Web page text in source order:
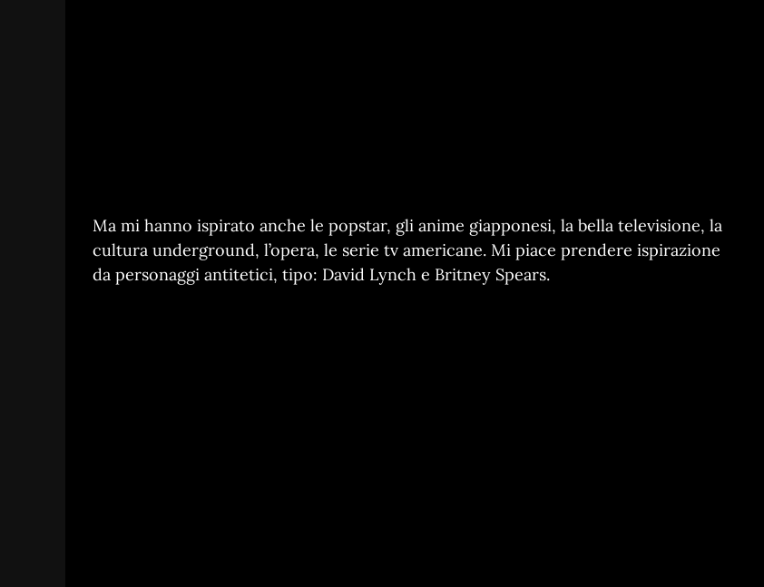
Ma mi hanno ispirato anche le popstar, gli anime giapponesi, la bella televisione, la
cultura underground, l’opera, le serie tv americane. Mi piace prendere ispirazione
da personaggi antitetici, tipo: David Lynch e Britney Spears.